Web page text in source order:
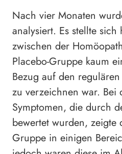
Nach vier Monaten
analysiert. Es stellte sich
zwischen der
Placebo-Gruppe kaum
Bezug auf den
zu verzeichnen war. Bei
Symptomen, die durch
bewertet wurden, zeigte
Gruppe in einigen